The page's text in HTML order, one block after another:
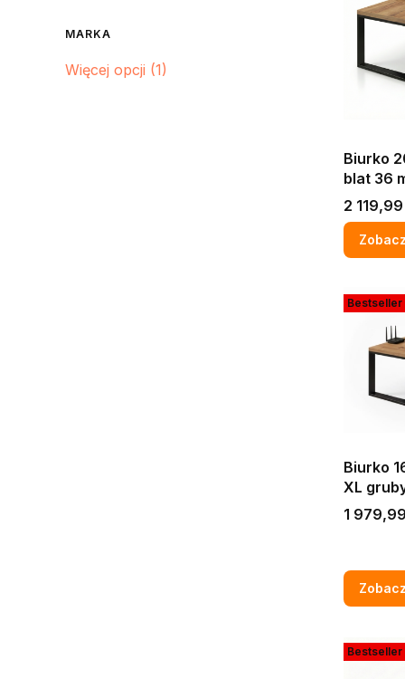
MARKA
Marka
Więcej opcji (1)
Biurko
blat 36 mm
Cena
2 119,99
Bestseller
Biurko
XL
Cena
1
Bestseller